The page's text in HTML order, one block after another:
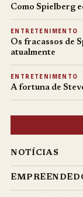
Como Spielberg
ENTRETENIMENTO
Os fracassos de
atualmente
ENTRETENIMENTO
A fortuna de
NOTÍCIAS